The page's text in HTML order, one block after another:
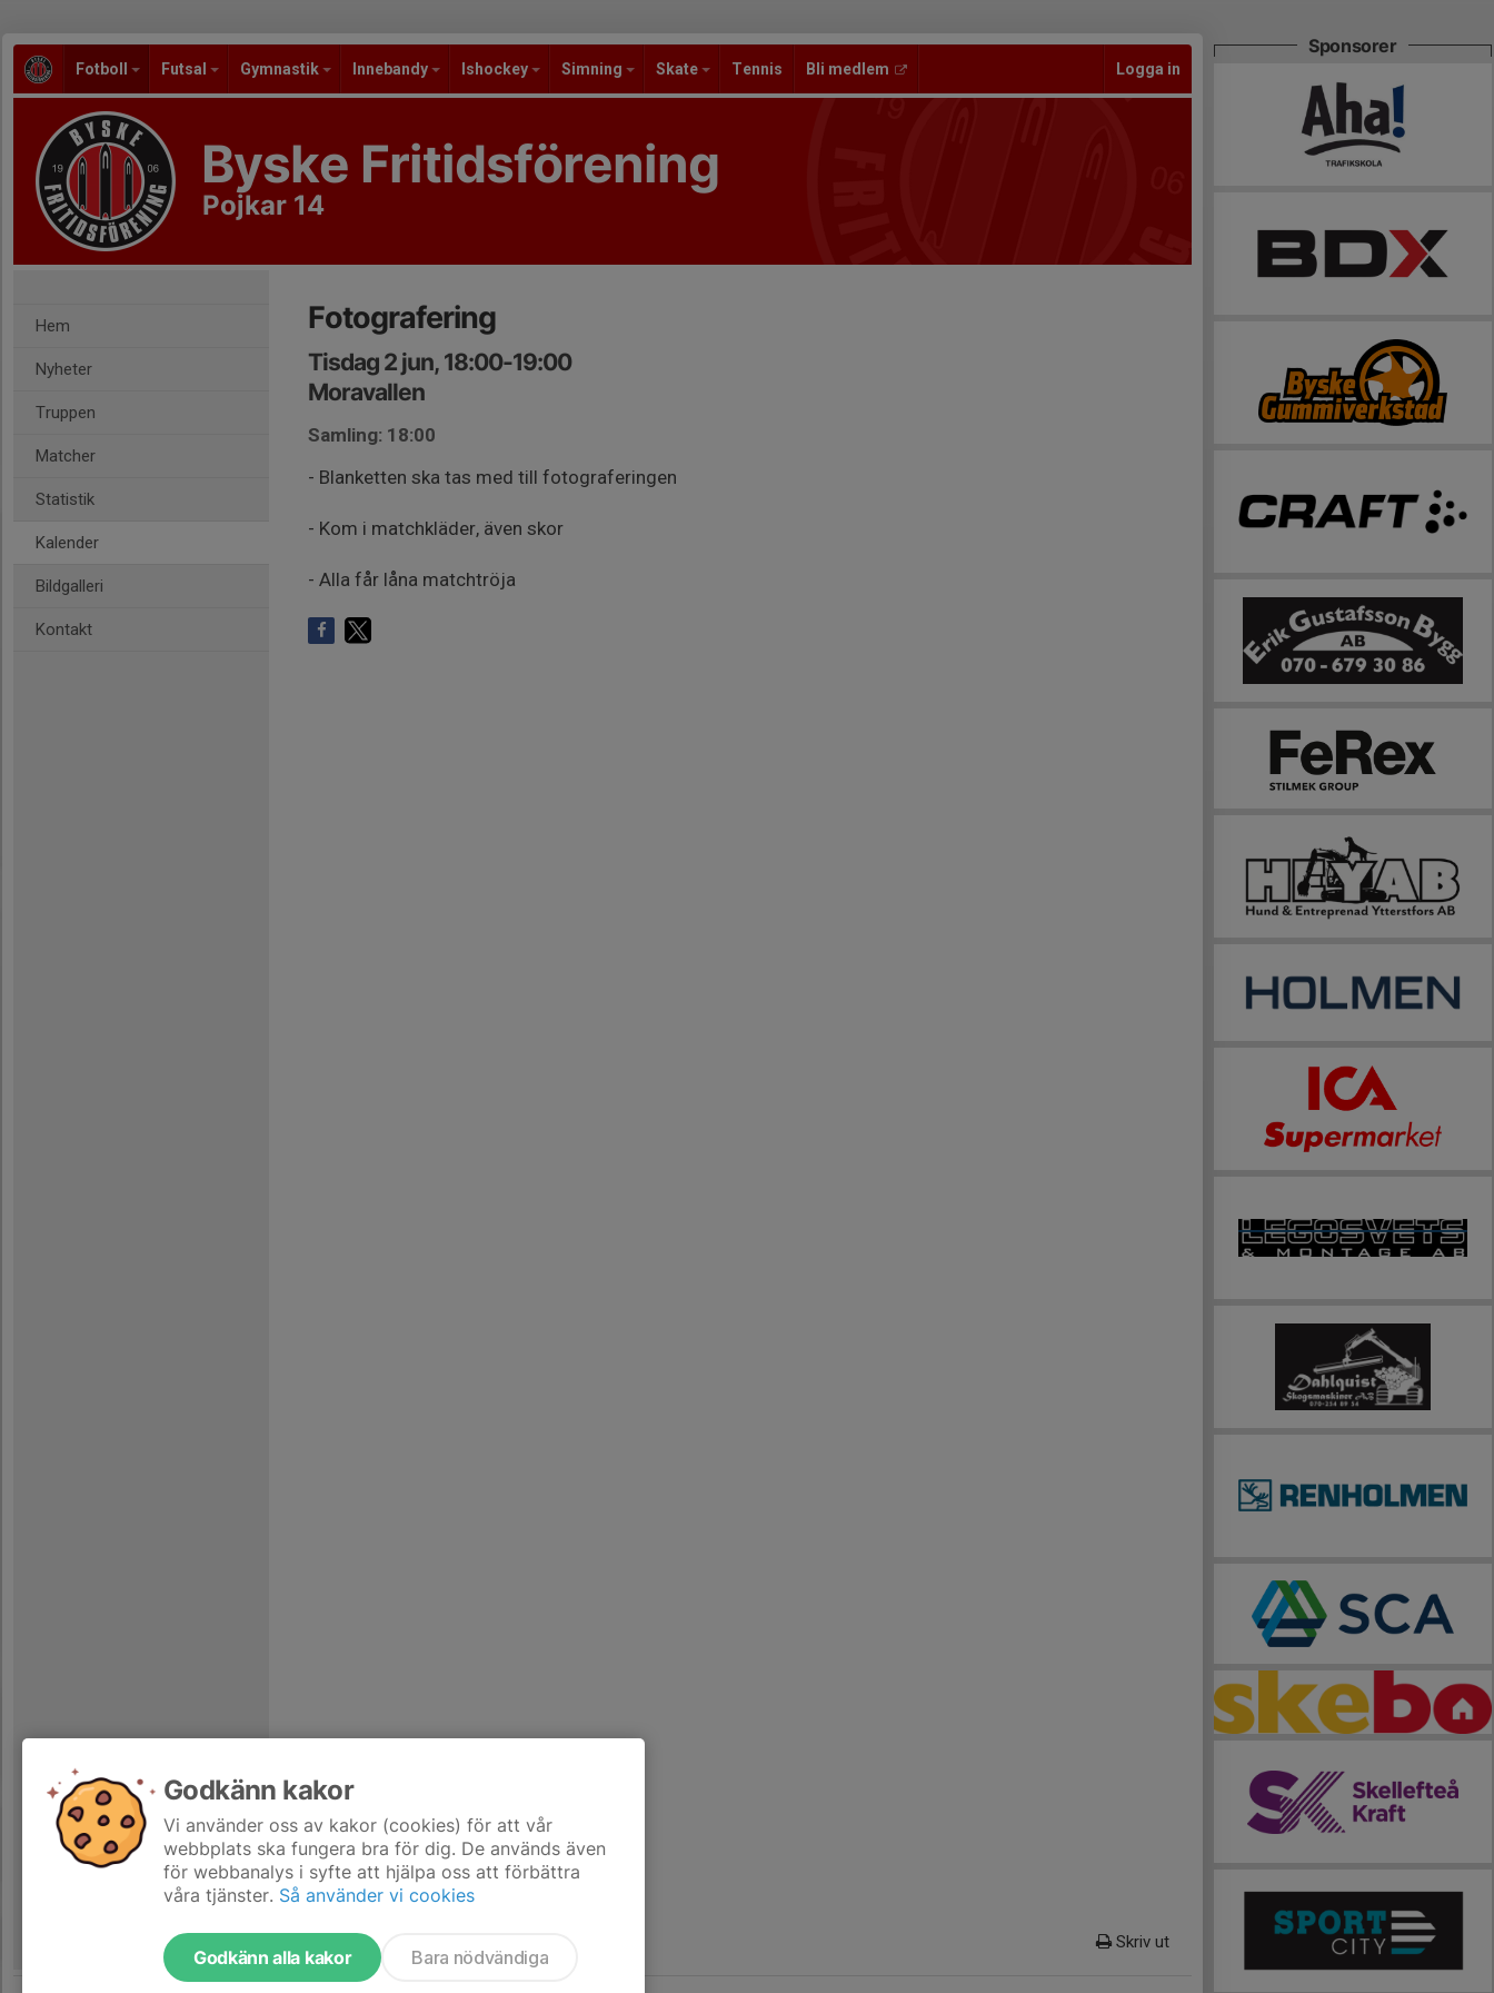
Fotboll Futsal Gymnastik Innebandy Ishockey Simning Skate Tennis Bli medlem Logga in
Byske Fritidsförening
Pojkar 14
Hem
Nyheter
Truppen
Matcher
Statistik
Kalender
Bildgalleri
Kontakt
Fotografering
Tisdag 2 jun, 18:00-19:00
Moravallen
Samling: 18:00
- Blanketten ska tas med till fotograferingen
- Kom i matchkläder, även skor
- Alla får låna matchtröja
Skriv ut
Sponsorer
Godkänn kakor
Vi använder oss av kakor (cookies) för att vår
webbplats ska fungera bra för dig. De används även
för webbanalys i syfte att hjälpa oss att förbättra
våra tjänster. Så använder vi cookies
Godkänn alla kakor Bara nödvändiga